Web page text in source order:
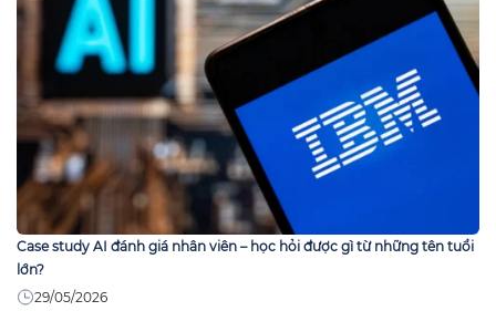
Case study AI đánh giá nhân viên – học hỏi được gì từ những tên tuổi
lớn?
29/05/2026